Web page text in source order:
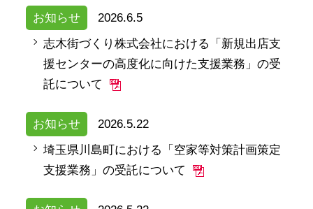
お知らせ
2026.6.5
志木街づくり株式会社における「新規出店支
援センターの高度化に向けた支援業務」の受
託について
お知らせ
2026.5.22
埼玉県川島町における「空家等対策計画策定
支援業務」の受託について